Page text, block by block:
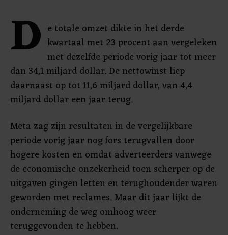
D e totale omzet dikte in het derde
kwartaal met 23 procent aan vergeleken
met dezelfde periode vorig jaar tot meer
dan 34,1 miljard dollar. De nettowinst liep
daarnaast op tot 11,6 miljard dollar, van 4,4
miljard dollar een jaar terug.
Meta zag zijn resultaten in de vergelijkbare
periode vorig jaar nog fors terugvallen door
hogere kosten en omdat adverteerders vanwege
de economische onzekerheid toen scherper op de
uitgaven gingen letten en terughoudender waren
geworden met reclames. Maar dit jaar lijkt de
onderneming de weg omhoog weer
teruggevonden te hebben.